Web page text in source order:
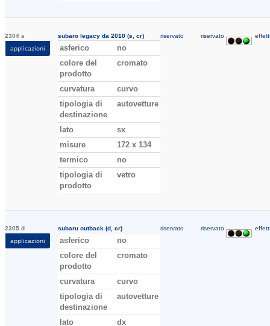
2304 s
applicazioni
subaro legacy da 2010 (s, cr)
asferico
no
colore del
prodotto
cromato
curvatura
curvo
tipologia di
destinazione
autovetture
lato
sx
misure
172 x 134
termico
no
tipologia di
prodotto
vetro
riservato riservato
2305 d
applicazioni
subaru outback (d, cr)
asferico
no
colore del
prodotto
cromato
curvatura
curvo
tipologia di
destinazione
autovetture
lato dx
riservato riservato